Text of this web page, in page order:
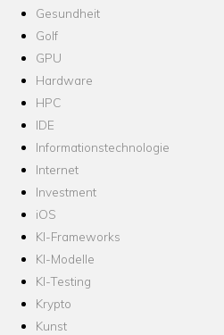
Gesundheit
Golf
GPU
Hardware
HPC
IDE
Informationstechnologie
Internet
Investment
iOS
KI-Frameworks
KI-Modelle
KI-Testing
Krypto
Kunst